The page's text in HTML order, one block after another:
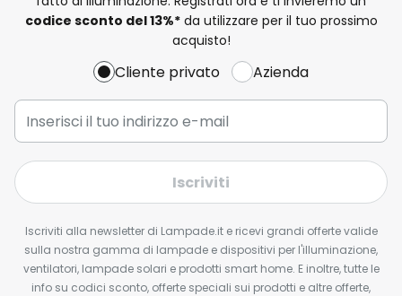
codice sconto del13%*da utilizzare per il tuo prossimo
acquisto!
Cliente privato Azienda
Iscriviti
Iscriviti alla newsletter di Lampade.it e ricevi grandi offerte valide
sulla nostra gamma di lampade e dispositivi per l'illuminazione,
ventilatori, lampade solari e prodotti smart home. E inoltre, tutte le
info su codici sconto, offerte speciali sui prodotti e altre offerte,